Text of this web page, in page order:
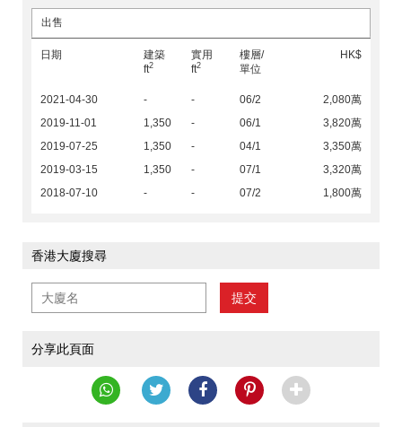
出售
日期
建築
ft2
實用
ft2
樓層/
單位
HK$
2021-04-30 - - 06/2
2,080萬
2019-11-01
1,350 - 06/1
3,820萬
2019-07-25
1,350 - 04/1
3,350萬
2019-03-15
1,350 - 07/1
3,320萬
2018-07-10
- - 07/2 1,800萬
香港大廈搜尋
提交
分享此頁面